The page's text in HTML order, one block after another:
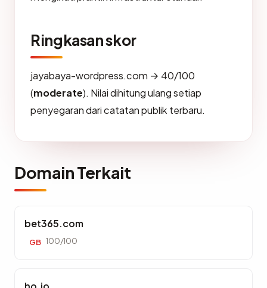
Ringkasan skor
jayabaya-wordpress.com → 40/100
(moderate). Nilai dihitung ulang setiap
penyegaran dari catatan publik terbaru.
Domain Terkait
bet365.com
GB 100/100